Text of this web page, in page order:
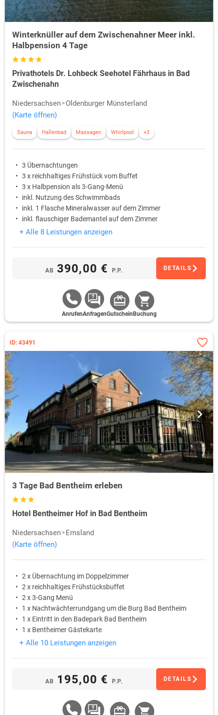
Winterknüller auf dem Zwischenahner Meer inkl.
Halbpension 4 Tage
Privathotels Dr. Lohbeck Seehotel Fährhaus in Bad
Zwischenahn
Niedersachsen
Oldenburger Münsterland
(Karte öffnen)
Sauna Hallenbad Massagen Whirlpool +3
3 Übernachtungen
3 x reichhaltiges Frühstück vom Buffet
3 x Halbpension als 3-Gang-Menü
inkl. Nutzung des Schwimmbads
inkl. 1 Flasche Mineralwasser auf dem Zimmer
inkl. flauschiger Bademantel auf dem Zimmer
+ Alle 8 Leistungen anzeigen
AB 390,00 € P.P. DETAILS
AnrufenAnfragenGutschein Buchung
ID: 43491
3 Tage Bad Bentheim erleben
Hotel Bentheimer Hof in Bad Bentheim
Niedersachsen
Emsland
(Karte öffnen)
2 x Übernachtung im Doppelzimmer
2 x reichhaltiges Frühstücksbuffet
2 x 3-Gang Menü
1 x Nachtwächterrundgang um die Burg Bad Bentheim
1 x Eintritt in den Badepark Bad Bentheim
1 x Bentheimer Gästekarte
+ Alle 10 Leistungen anzeigen
AB 195,00 € P.P. DETAILS